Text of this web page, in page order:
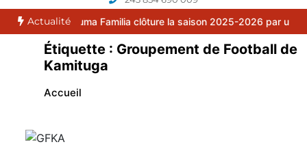
Actualité
: le FC Puma Familia clôture la saison 2025-2026 par une
Étiquette : Groupement de Football de
Kamituga
Accueil